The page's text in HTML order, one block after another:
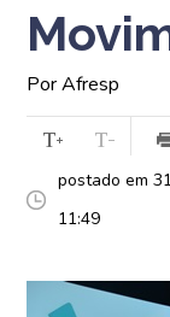
Por Afresp
postado em
11:49